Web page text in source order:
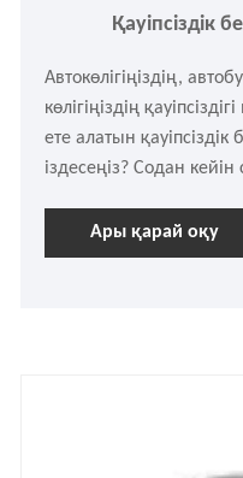
Қауіпсіздік
Автокөлігіңіздің,
көлігіңіздің
ете алатын қауіпсіздік
іздесеңіз? Содан
таңдауыңыз. Кәсіби
жоғары сапалы
Ары қарай оқу